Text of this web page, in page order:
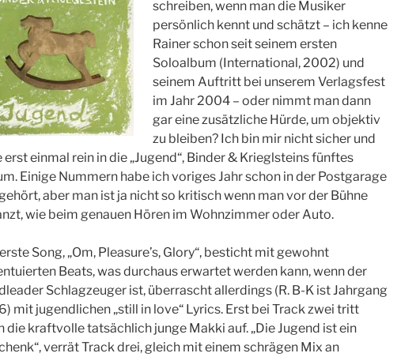
schreiben, wenn man die Musiker
persönlich kennt und schätzt – ich kenne
Rainer schon seit seinem ersten
Soloalbum (International, 2002) und
seinem Auftritt bei unserem Verlagsfest
im Jahr 2004 – oder nimmt man dann
gar eine zusätzliche Hürde, um objektiv
zu bleiben? Ich bin mir nicht sicher und
erst einmal rein in die „Jugend“, Binder & Krieglsteins fünftes
Einige Nummern habe ich voriges Jahr schon in der Postgarage
aber man ist ja nicht so kritisch wenn man vor der Bühne
wie beim genauen Hören im Wohnzimmer oder Auto.
Song, „Om, Pleasure’s, Glory“, besticht mit gewohnt
Beats, was durchaus erwartet werden kann, wenn der
Schlagzeuger ist, überrascht allerdings (R. B-K ist Jahrgang
mit jugendlichen „still in love“ Lyrics. Erst bei Track zwei tritt
die kraftvolle tatsächlich junge Makki auf. „Die Jugend ist ein
verrät Track drei, gleich mit einem schrägen Mix an